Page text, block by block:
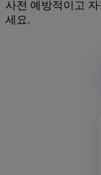
사전 예방적이고
세요.